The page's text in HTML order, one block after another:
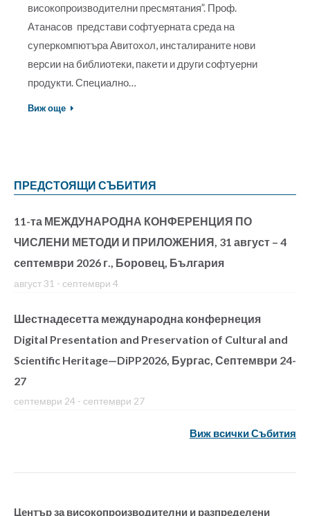
високопроизводителни пресмятания”. Проф.
Атанасов представи софтуерната среда на
суперкомпютъра Авитохол, инсталираните нови
версии на библиотеки, пакети и други софтуерни
продукти. Специално…
Виж още
ПРЕДСТОЯЩИ СЪБИТИЯ
11-та МЕЖДУНАРОДНА КОНФЕРЕНЦИЯ ПО
ЧИСЛЕНИ МЕТОДИ И ПРИЛОЖЕНИЯ, 31 август – 4
септември 2026 г., Боровец, България
август 31 - септември 4
Шестнадесетта международна конфернеция
Digital Presentation and Preservation of Cultural and
Scientific Heritage—DiPP2026, Бургас, Септември 24-
27
септември 24 - септември 27
Виж всички Събития
Център за високопроизводителни и разпределени